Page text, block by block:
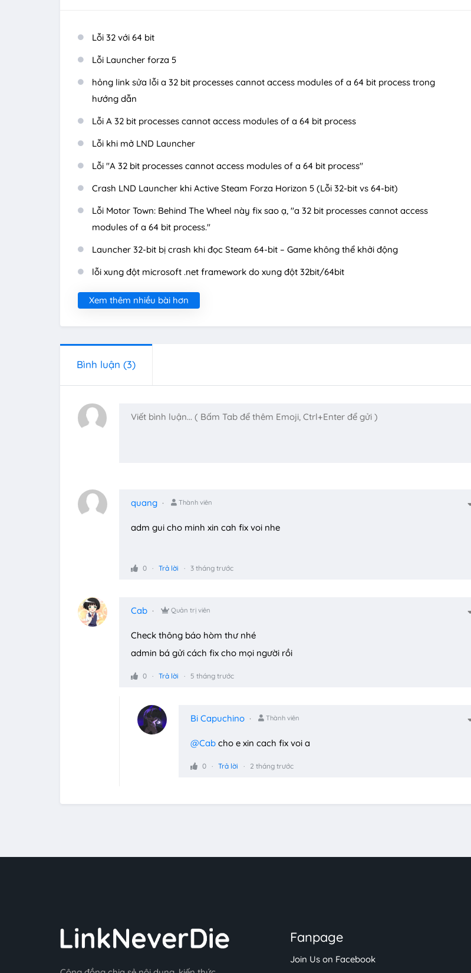
Lỗi 32 với 64 bit
Lỗi Launcher forza 5
hỏng link sửa lỗi a 32 bit processes cannot access modules of a 64 bit process trong
hướng dẫn
Lỗi A 32 bit processes cannot access modules of a 64 bit process
Lỗi khi mở LND Launcher
Lỗi "A 32 bit processes cannot access modules of a 64 bit process"
Crash LND Launcher khi Active Steam Forza Horizon 5 (Lỗi 32-bit vs 64-bit)
Lỗi Motor Town: Behind The Wheel này fix sao ạ, "a 32 bit processes cannot access
modules of a 64 bit process."
Launcher 32-bit bị crash khi đọc Steam 64-bit – Game không thể khởi động
lỗi xung đột microsoft .net framework do xung đột 32bit/64bit
Xem thêm nhiều bài hơn
Bình luận (3)
quang Thành viên
adm gui cho minh xin cah fix voi nhe
0 Trả lời 3 tháng trước
Cab Quản trị viên
Check thông báo hòm thư nhé
admin bá gửi cách fix cho mọi người rồi
0 Trả lời 5 tháng trước
Bi Capuchino Thành viên
@Cab cho e xin cach fix voi a
0 Trả lời 2 tháng trước
Fanpage
Join Us on Facebook